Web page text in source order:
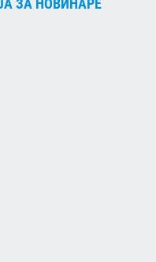
ЗА НОВИНАРЕ